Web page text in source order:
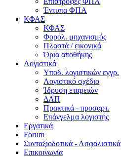
Έντυπα ΦΠΑ
ΚΦΑΣ
ΚΦΑΣ
Φορολ. μηχανισμός
Πλαστά / εικονικά
Όρια αποθήκης
Λογιστικά
Υποδ. λογιστικών εγγρ.
Λογιστικό σχέδιο
Ίδρυση εταρειών
ΔΛΠ
Πρακτικά - προσαρτ.
Επάγγελμα λογιστής
Εργατικά
Forum
Συνταξιοδοτικά - Ασφαλιστικά
Επικοινωνία